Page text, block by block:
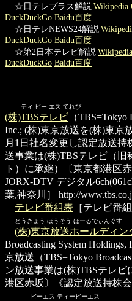
☆日テレプラス解説 Wikipedia
DuckDuckGo Baidu百度
☆日テレNEWS24解説
DuckDuckGo Baidu百度
☆第2日本テレビ解説 Wikipedia
DuckDuckGo Baidu百度
ティ ビー エス てれび
(株)TBSテレビ （TBS=Tokyo
Inc.; (株)東京放送を(株)東京
月1日社名変更し認定放送
送事業は(株)TBSテレビ（旧
ト）に承継）〔東京都港区
JORX-DTV デジタル
葉,神奈川］
http://
テレビ番組表 ［テレビ番組
とうきょう ほうそう ほーるでぃんぐす
(株)東京放送ホールディン
Broadcasting System
京放送（TBS=Tokyo
ン放送事業は(株)TBSテレビ
港区赤坂〕《認定放送持株会
ビーエス ティービーエス